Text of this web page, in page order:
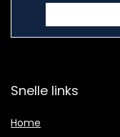
Snelle links
Home